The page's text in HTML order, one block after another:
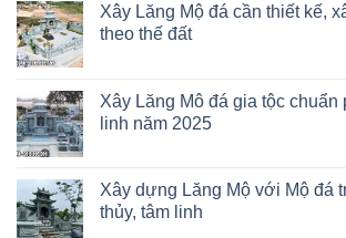
Xây Lăng Mộ đá cần thiết kế,
theo thế đất
Xây Lăng Mô đá gia tộc chuẩn
linh năm 2025
Xây dựng Lăng Mộ với Mộ đá
thủy, tâm linh